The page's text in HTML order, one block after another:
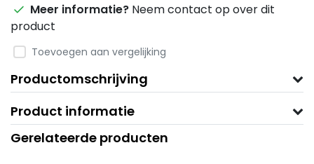
Meer informatie? Neem contact op over dit
product
Toevoegen aan vergelijking
Productomschrijving
Product informatie
Gerelateerde producten